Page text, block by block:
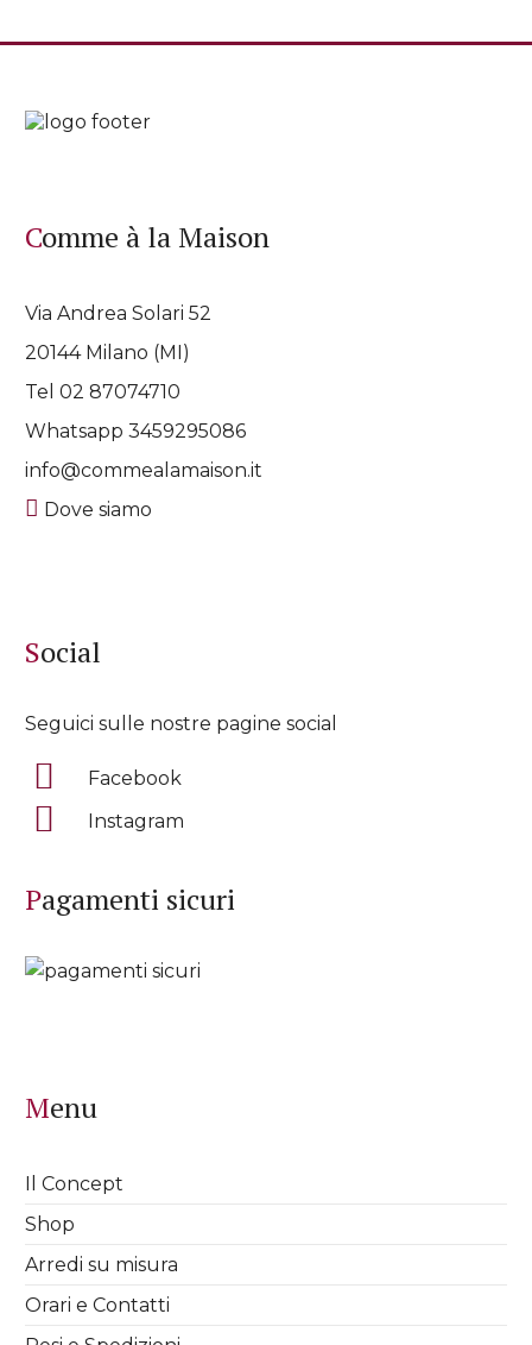
Comme à la Maison
Via Andrea Solari 52
20144 Milano (MI)
Tel 02 87074710
Whatsapp3459295086
info@commealamaison.it
Dove siamo
Social
Seguici sulle nostre pagine social
Facebook
Instagram
Pagamenti sicuri
Menu
Il Concept
Shop
Arredi su misura
Orari e Contatti